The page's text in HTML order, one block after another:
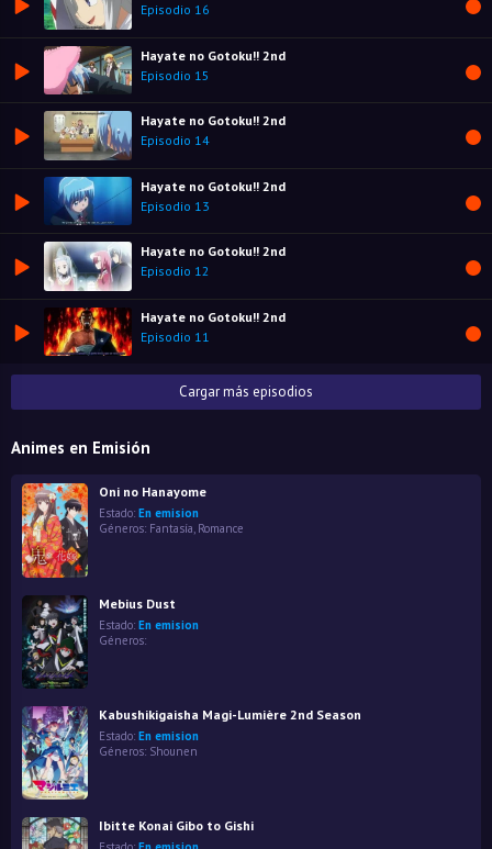
Episodio 16
Hayate no Gotoku!! 2nd
Episodio 15
Hayate no Gotoku!! 2nd
Episodio 14
Hayate no Gotoku!! 2nd
Episodio 13
Hayate no Gotoku!! 2nd
Episodio 12
Hayate no Gotoku!! 2nd
Episodio 11
Cargar más episodios
Animes en Emisión
Oni no Hanayome
Estado: En emision
Géneros: Fantasía, Romance
Mebius Dust
Estado: En emision
Géneros:
Kabushikigaisha Magi-Lumière 2nd Season
Estado: En emision
Géneros: Shounen
Ibitte Konai Gibo to Gishi